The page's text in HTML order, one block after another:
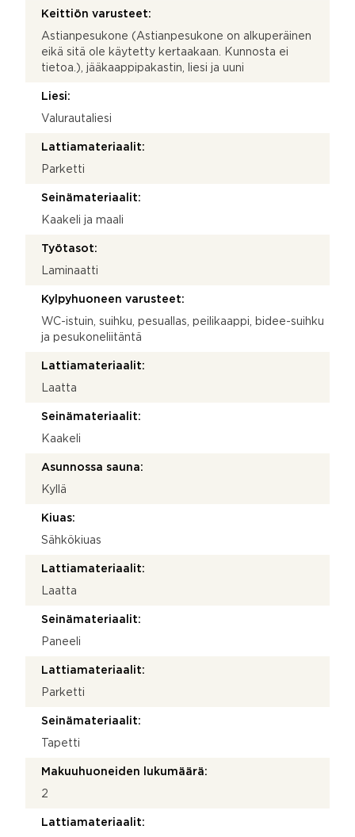
Keittiön varusteet:
Astianpesukone (Astianpesukone on alkuperäinen
eikä sitä ole käytetty kertaakaan. Kunnosta ei
tietoa.), jääkaappipakastin, liesi ja uuni
Liesi:
Valurautaliesi
Lattiamateriaalit:
Parketti
Seinämateriaalit:
Kaakeli ja maali
Työtasot:
Laminaatti
Kylpyhuoneen varusteet:
WC-istuin, suihku, pesuallas, peilikaappi, bidee-suihku
ja pesukoneliitäntä
Lattiamateriaalit:
Laatta
Seinämateriaalit:
Kaakeli
Asunnossa sauna:
Kyllä
Kiuas:
Sähkökiuas
Lattiamateriaalit:
Laatta
Seinämateriaalit:
Paneeli
Lattiamateriaalit:
Parketti
Seinämateriaalit:
Tapetti
Makuuhuoneiden lukumäärä:
2
Lattiamateriaalit: